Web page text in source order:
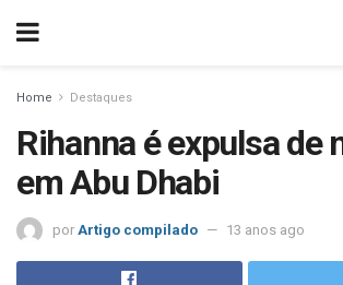
Home Destaques
Rihanna é expulsa de
em Abu Dhabi
por Artigo compilado 13 anos ago